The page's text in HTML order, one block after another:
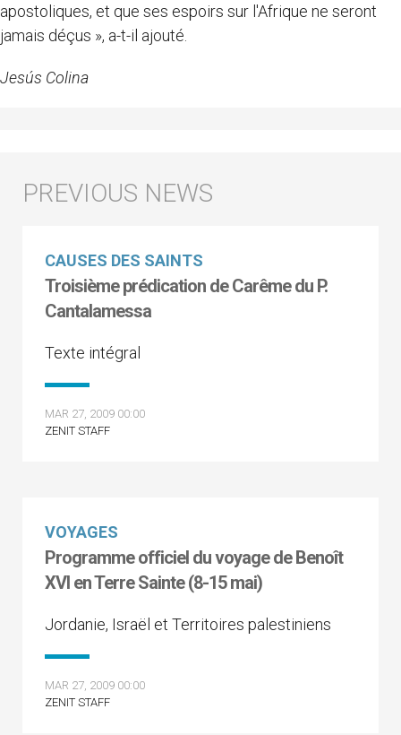
apostoliques, et que ses espoirs sur l'Afrique ne seront
jamais déçus », a-t-il ajouté.
Jesús Colina
CAUSES DES SAINTS
Troisième prédication de Carême du P.
Cantalamessa
Texte intégral
MAR 27, 2009 00:00
ZENIT STAFF
VOYAGES
Programme officiel du voyage de Benoît
XVI en Terre Sainte (8-15 mai)
Jordanie, Israël et Territoires palestiniens
MAR 27, 2009 00:00
ZENIT STAFF